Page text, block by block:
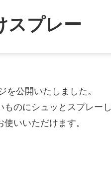
スプレー
公開いたしました。
のにシュッとスプレー
いいただけます。